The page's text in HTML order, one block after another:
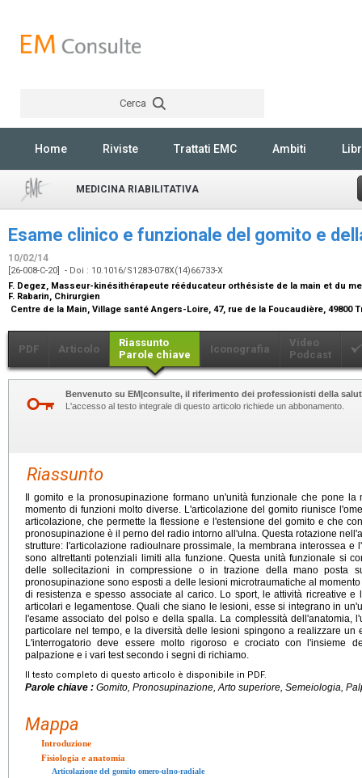
Cerca
Home Riviste Trattati EMC Ambiti
MEDICINA RIABILITATIVA
Esame clinico e funzionale del gomito e
10/02/14
[26-008-C-20] - Doi : 10.1016/S1283-078X(14)66733-X
F. Degez, Masseur-kinésithérapeute rééducateur orthésiste de la main et du
F. Rabarin, Chirurgien
Centre de la Main, Village santé Angers-Loire, 47, rue de la Foucaudière, 49800
PDF Articolo
Riassunto
Parole chiave
Iconografia
Video
Podcast
Benvenuto su EM|consulte, il riferimento dei professionisti della
L'accesso al testo integrale di questo articolo richiede un abbonamento.
Riassunto
Il gomito e la pronosupinazione formano un'unità funzionale che pone
momento di funzioni molto diverse. L'articolazione del gomito riunisce
articolazione, che permette la flessione e l'estensione del gomito e che
pronosupinazione è il perno del radio intorno all'ulna. Questa rotazione
strutture: l'articolazione radioulnare prossimale, la membrana interossea e
sono altrettanti potenziali limiti alla funzione. Questa unità funzionale si
delle sollecitazioni in compressione o in trazione della mano posta
pronosupinazione sono esposti a delle lesioni microtraumatiche al
di resistenza e spesso associate al carico. Lo sport, le attività ricreative e
articolari e legamentose. Quali che siano le lesioni, esse si integrano in
l'esame associato del polso e della spalla. La complessità dell'anatomia,
particolare nel tempo, e la diversità delle lesioni spingono a realizzare un
L'interrogatorio deve essere molto rigoroso e crociato con l'insieme
palpazione e i vari test secondo i segni di richiamo.
Il testo completo di questo articolo è disponibile in PDF.
Parole chiave : Gomito, Pronosupinazione, Arto superiore, Semeiologia,
Mappa
Introduzione
Fisiologia e anatomia
Articolazione del gomito omero-ulno-radiale